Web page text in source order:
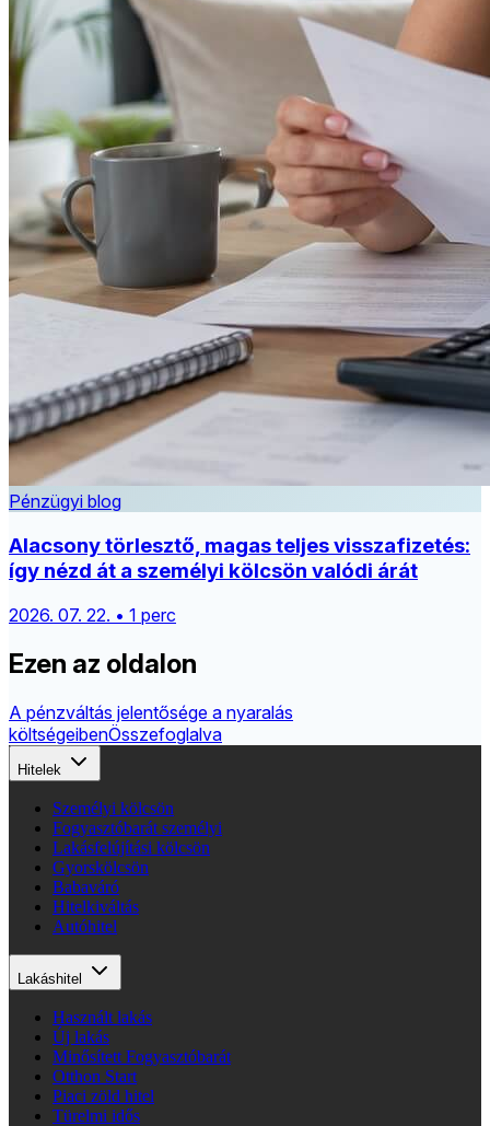
Pénzügyi blog
Alacsony törlesztő, magas teljes visszafizetés:
így nézd át a személyi kölcsön valódi árát
2026. 07. 22. • 1 perc
Ezen az oldalon
A pénzváltás jelentősége a nyaralás
költségeibenÖsszefoglalva
Hitelek
Személyi kölcsön
Fogyasztóbarát személyi
Lakásfelújítási kölcsön
Gyorskölcsön
Babaváró
Hitelkiváltás
Autóhitel
Lakáshitel
Használt lakás
Új lakás
Minősített Fogyasztóbarát
Otthon Start
Piaci zöld hitel
Türelmi idős